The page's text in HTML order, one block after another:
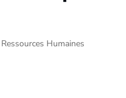
Ressources Humaines